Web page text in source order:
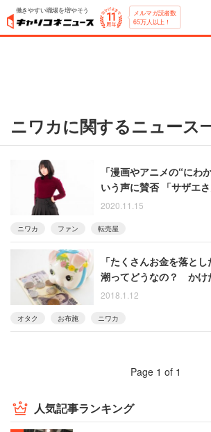
働きやすい職場を増やそう メルマガ読者数
65万人以上！
ニワカに関するニュース
「漫画やアニメの“にわ
いう声に賛否 「サザエ
でアニメ見るなと言われ
2020.11.15
ニワカ ファン 転売屋
「たくさんお金を落と
潮ってどうなの？ かけ
とは言い切れない
2018.1.12
オタク お布施 ニワカ
Page 1 of 1
人気記事ランキング